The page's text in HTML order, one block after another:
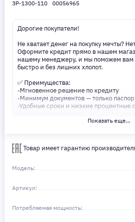
ЗР-1300-110
00056965
Дорогие покупатели!
Не хватает денег на покупку мечты?
Оформите кредит прямо в нашем
нашему менеджеру, и мы поможем вам
быстро и без лишних хлопот.
✅ Преимущества:
-Мгновенное решение по кредиту
-Минимум документов — только
-Удобные сроки и низкие процентные
Не откладывайте свои желания на
Показать еще...
Товар имеет гарантию
Модель:
Артикул:
Потребляемая мощность: